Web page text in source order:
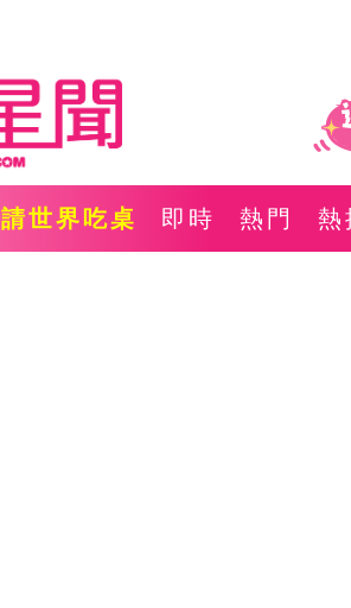
請世界吃桌 即時 熱門 熱